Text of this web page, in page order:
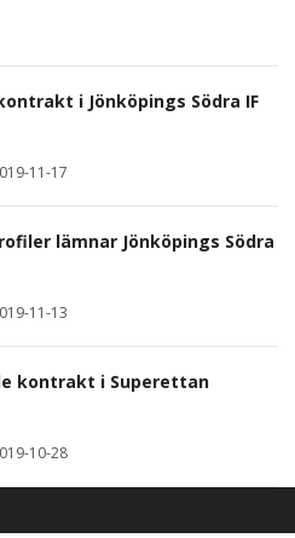
i Jönköpings Södra IF
11-17
lämnar Jönköpings Södra
11-13
kontrakt i Superettan
10-28